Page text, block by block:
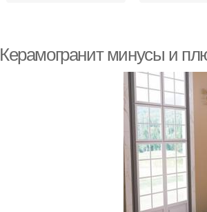
Керамогранит минусы и